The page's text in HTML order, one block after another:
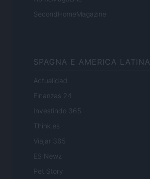
SecondHomeMagazine
SPAGNA E AMERICA LATINA
Actualidad
Finanzas 24
Investindo 365
Think.es
Viajar 365
ES Newz
Pet Story